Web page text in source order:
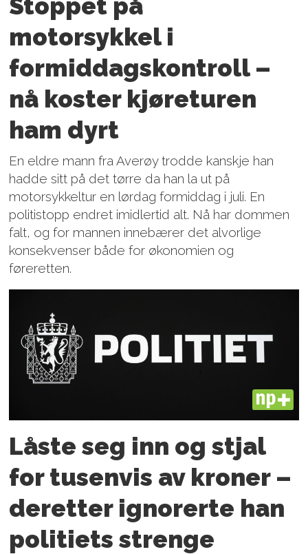
motorsykkel i
formiddagskontroll –
nå koster kjøreturen
ham dyrt
En eldre mann fra Averøy trodde kanskje han
hadde sitt på det tørre da han la ut på
motorsykkeltur en lørdag formiddag i juli. En
politistopp endret imidlertid alt. Nå har dommen
falt, og for mannen innebærer det alvorlige
konsekvenser både for økonomien og
føreretten.
PLUS
Låste seg inn og stjal
for tusenvis av kroner –
deretter ignorerte han
politiets strenge